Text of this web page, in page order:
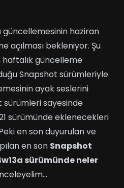
güncellemesinin haziran
açılması bekleniyor. Şu
güncelleme
Snapshot sürümleriyle
ayak seslerini
sürümleri sayesinde
sürümünde eklenecekleri
en son duyurulan ve
en son Snapshot
sürümünde neler